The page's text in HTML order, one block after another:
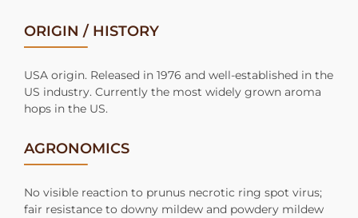
ORIGIN / HISTORY
USA origin. Released in 1976 and well-established in the
US industry. Currently the most widely grown aroma
hops in the US.
AGRONOMICS
No visible reaction to prunus necrotic ring spot virus;
fair resistance to downy mildew and powdery mildew